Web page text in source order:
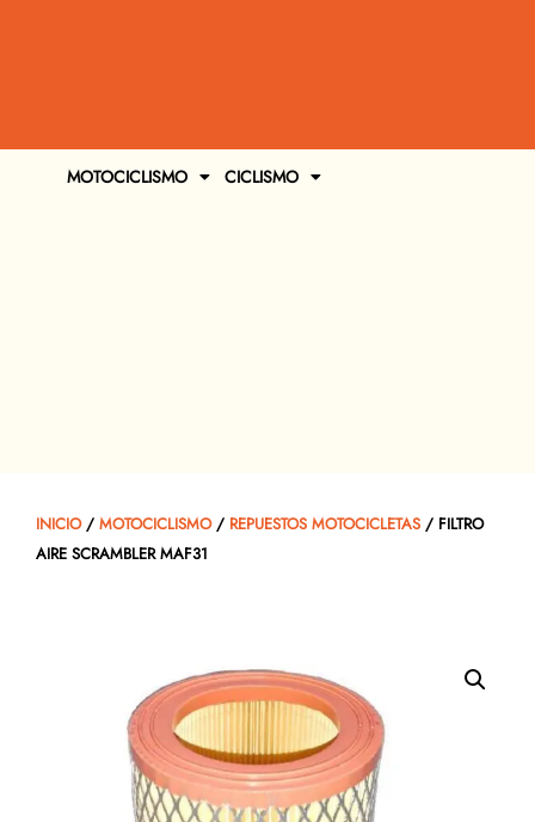
MOTOCICLISMO CICLISMO
INICIO/ MOTOCICLISMO/ REPUESTOS MOTOCICLETAS / FILTRO
AIRE SCRAMBLER MAF31